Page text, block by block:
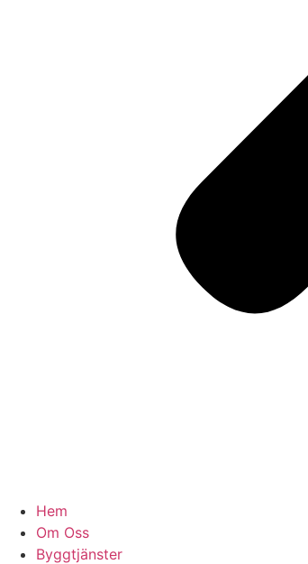
Hem
Om Oss
Byggtjänster